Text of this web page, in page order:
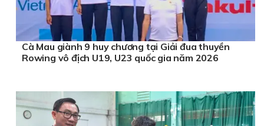
Cà Mau giành 9 huy chương tại Giải đua thuyền
Rowing vô địch U19, U23 quốc gia năm 2026